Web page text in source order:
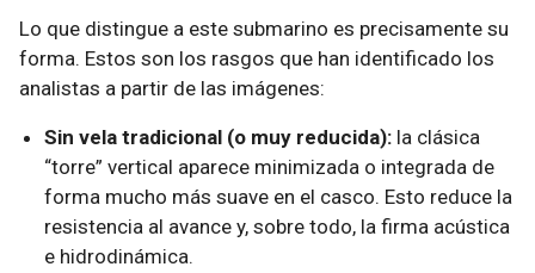
Lo que distingue a este submarino es precisamente su
forma. Estos son los rasgos que han identificado los
analistas a partir de las imágenes:
Sin vela tradicional (o muy reducida): la clásica
“torre” vertical aparece minimizada o integrada de
forma mucho más suave en el casco. Esto reduce la
resistencia al avance y, sobre todo, la firma acústica
e hidrodinámica.